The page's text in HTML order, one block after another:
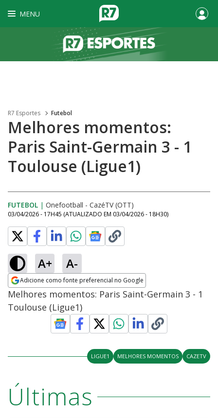
MENU
R7 Esportes Futebol
Melhores momentos:
Paris Saint-Germain 3 - 1
Toulouse (Ligue1)
FUTEBOL | Onefootball - CazéTV (OTT)
03/04/2026 - 17H45 (ATUALIZADO EM 03/04/2026 - 18H30)
A+ A-
Adicione como fonte preferencial no Google
Opens in new window
Melhores momentos: Paris Saint-Germain 3 - 1
Toulouse (Ligue1)
LIGUE1 MELHORES MOMENTOS CAZETV
Últimas